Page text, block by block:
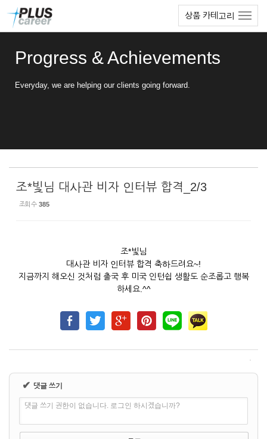
상품 카테고리
Progress & Achievements
Everyday, we are helping our clients going forward.
조*빛님 대사관 비자 인터뷰 합격_2/3
조회 수 385
조*빛님
대사관 비자 인터뷰 합격 축하드려요~!
지금까지 해오신 것처럼 출국 후 미국 인턴쉽 생활도 순조롭고 행복
하세요.^^
✔ 댓글 쓰기
댓글 쓰기 권한이 없습니다. 로그인 하시겠습니까?